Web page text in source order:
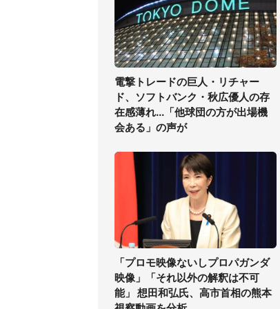
電撃トレードの巨人・リチャー
ド、ソフトバンク・秋広優人の存
在感薄れ...「他球団の方が出場機
会ある」の声が
「プロモ映像ないしプロパガンダ
映像」「それ以外の解釈は不可
能」 想田和弘氏、高市首相の熊本